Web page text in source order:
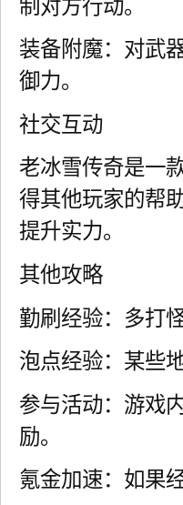
制对方行动。
装备附魔：对武
御力。
社交互动
老冰雪传奇是一
得其他玩家的帮
提升实力。
其他攻略
勤刷经验：多打
泡点经验：某些
参与活动：游戏
励。
氪金加速：如果